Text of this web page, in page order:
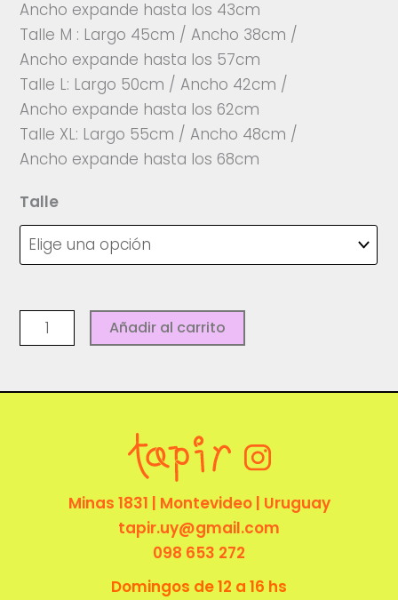
Ancho expande hasta los 43cm
Talle M : Largo 45cm / Ancho 38cm /
Ancho expande hasta los 57cm
Talle L: Largo 50cm / Ancho 42cm /
Ancho expande hasta los 62cm
Talle XL: Largo 55cm / Ancho 48cm /
Ancho expande hasta los 68cm
Talle
Polera
Serpentario
PROTESTA
Añadir al carrito
Minas 1831 | Montevideo | Uruguay
tapir.uy@gmail.com
098 653 272
Domingos de 12 a 16 hs